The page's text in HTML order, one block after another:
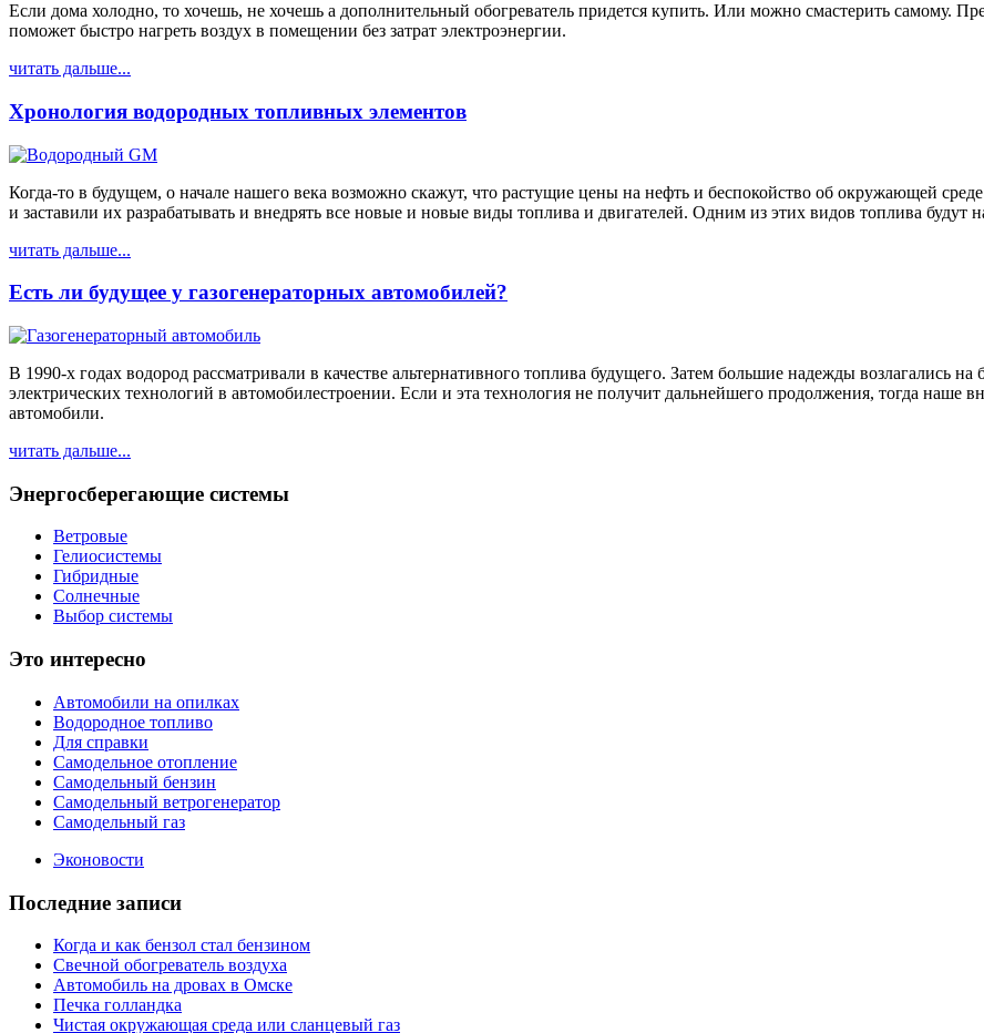
Если дома холодно, то хочешь, не хочешь а дополнительный обогреватель придется купить. Или можно смастерить самому.
поможет быстро нагреть воздух в помещении без затрат электроэнергии.
читать дальше...
Хронология водородных топливных элементов
Когда-то в будущем, о начале нашего века возможно скажут, что растущие цены на нефть и беспокойство об окружающей
и заставили их разрабатывать и внедрять все новые и новые виды топлива и двигателей. Одним из этих видов топлива будут
читать дальше...
Есть ли будущее у газогенераторных автомобилей?
В 1990-х годах водород рассматривали в качестве альтернативного топлива будущего. Затем большие надежды возлагались
электрических технологий в автомобилестроении. Если и эта технология не получит дальнейшего продолжения, тогда наше
автомобили.
читать дальше...
Энергосберегающие системы
Ветровые
Гелиосистемы
Гибридные
Солнечные
Выбор системы
Это интересно
Автомобили на опилках
Водородное топливо
Для справки
Самодельное отопление
Самодельный бензин
Самодельный ветрогенератор
Самодельный газ
Эконовости
Последние записи
Когда и как бензол стал бензином
Свечной обогреватель воздуха
Автомобиль на дровах в Омске
Печка голландка
Чистая окружающая среда или сланцевый газ